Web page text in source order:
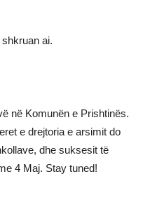
ai.
në Komunën e Prishtinës.
e drejtoria e arsimit do
dhe suksesit të
4 Maj. Stay tuned!